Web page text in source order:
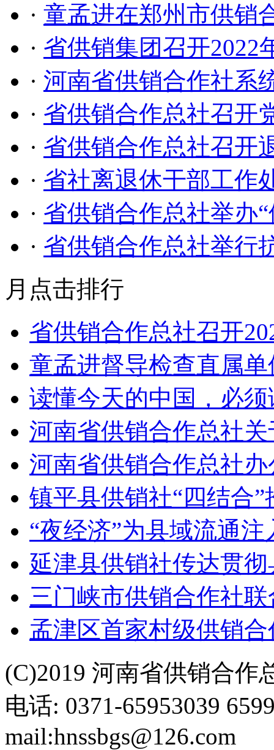
· 童孟进在郑州市供销
· 省供销集团召开2022
· 河南省供销合作社系
· 省供销合作总社召开
· 省供销合作总社召开
· 省社离退休干部工作
· 省供销合作总社举办
· 省供销合作总社举行
月点击排行
省供销合作总社召开
童孟进督导检查直属
读懂今天的中国，必
河南省供销合作总社
河南省供销合作总社
镇平县供销社“四结合
“夜经济”为县域流通注
延津县供销社传达贯
三门峡市供销合作社
孟津区首家村级供销
(C)2019 河南省供销合作
电话: 0371-65953039
mail:hnssbgs@126.com